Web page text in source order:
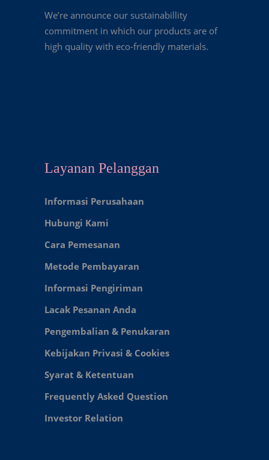
We’re announce our sustainabillity
commitment in which our products are of
high quality with eco-friendly materials.
Layanan Pelanggan
Informasi Perusahaan
Hubungi Kami
Cara Pemesanan
Metode Pembayaran
Informasi Pengiriman
Lacak Pesanan Anda
Pengembalian & Penukaran
Kebijakan Privasi & Cookies
Syarat & Ketentuan
Frequently Asked Question
Investor Relation